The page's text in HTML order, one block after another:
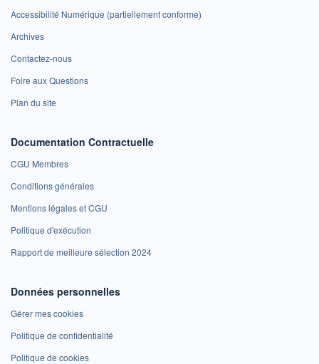
Accessibilité Numérique (partiellement conforme)
Archives
Contactez-nous
Foire aux Questions
Plan du site
Documentation Contractuelle
CGU Membres
Conditions générales
Mentions légales et CGU
Politique d'exécution
Rapport de meilleure sélection 2024
Données personnelles
Gérer mes cookies
Politique de confidentialité
Politique de cookies